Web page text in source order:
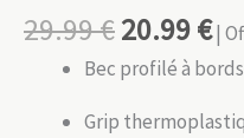
29.99€20.99€|
Bec profilé à
Grip